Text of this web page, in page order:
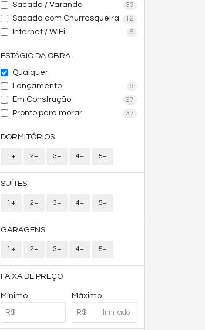
Sacada / Varanda 33
Sacada com Churrasqueira 12
Internet / WiFi 6
ESTÁGIO DA OBRA
Qualquer
Lançamento
9
Em Construção 27
Pronto para morar 37
DORMITÓRIOS
1+ 2+ 3+ 4+ 5+
SUÍTES
1+ 2+ 3+ 4+ 5+
GARAGENS
1+ 2+ 3+ 4+ 5+
FAIXA DE PREÇO
Mínimo Máximo